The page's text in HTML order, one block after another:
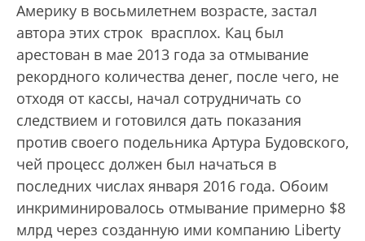
Америку в восьмилетнем возрасте, застал
автора этих строк врасплох. Кац был
арестован в мае 2013 года за отмывание
рекордного количества денег, после чего, не
отходя от кассы, начал сотрудничать со
следствием и готовился дать показания
против своего подельника Артура Будовского,
чей процесс должен был начаться в
последних числах января 2016 года. Обоим
инкриминировалось отмывание примерно $8
млрд через созданную ими компанию Liberty